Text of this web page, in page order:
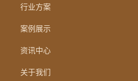
行业方案
案例展示
资讯中心
关于我们